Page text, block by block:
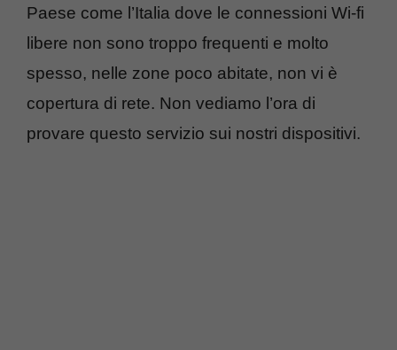
Paese come l’Italia dove le connessioni Wi-fi
libere non sono troppo frequenti e molto
spesso, nelle zone poco abitate, non vi è
copertura di rete. Non vediamo l’ora di
provare questo servizio sui nostri dispositivi.